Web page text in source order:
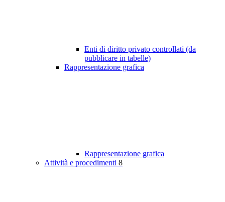
Enti di diritto privato controllati (da
pubblicare in tabelle)
Rappresentazione grafica
Rappresentazione grafica
Attività e procedimenti 8